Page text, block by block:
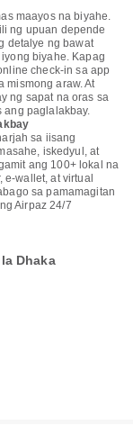
maayos na biyahe.
ng upuan depende
detalye ng bawat
biyahe. Kapag
check-in sa app
mismong araw. At
ng sapat na oras sa
ang paglalakbay.
sa iisang
iskedyul, at
ang 100+ lokal na
wallet, at virtual
sa pamamagitan
Airpaz 24/7
Dhaka